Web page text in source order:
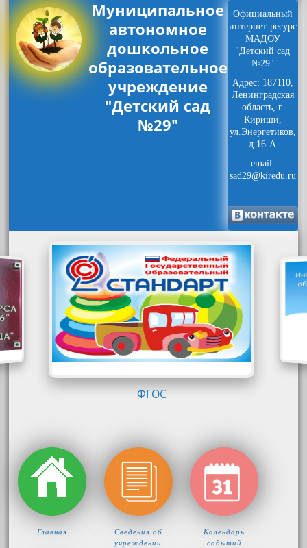
Муниципальное
автономное
дошкольное
образовательное
учреждение
"Детский сад
№29"
Официальный
интернет-ресурс
МАДОУ
"Детский сад
№29"
Адрес: 187110,
Ленинградская
область, г.
Кириши,
ул.Энергетиков,
д.16-А
email:
sad29@kiredu.ru
ФГОС
Главная
Сведения об
учреждении
Календарь
событий